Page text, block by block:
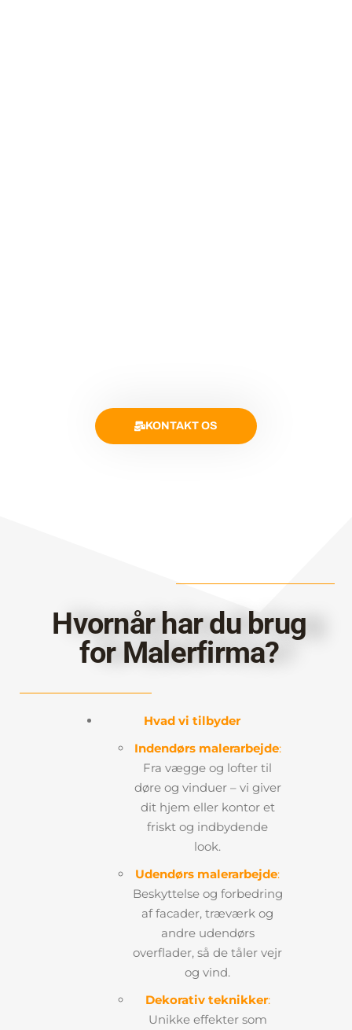
KONTAKT OS
Hvornår har du brug
for Malerfirma?
Hvad vi tilbyder
Indendørs malerarbejde:
Fra vægge og lofter til
døre og vinduer – vi giver
dit hjem eller kontor et
friskt og indbydende
look.
Udendørs malerarbejde:
Beskyttelse og forbedring
af facader, træværk og
andre udendørs
overflader, så de tåler vejr
og vind.
Dekorativ teknikker:
Unikke effekter som